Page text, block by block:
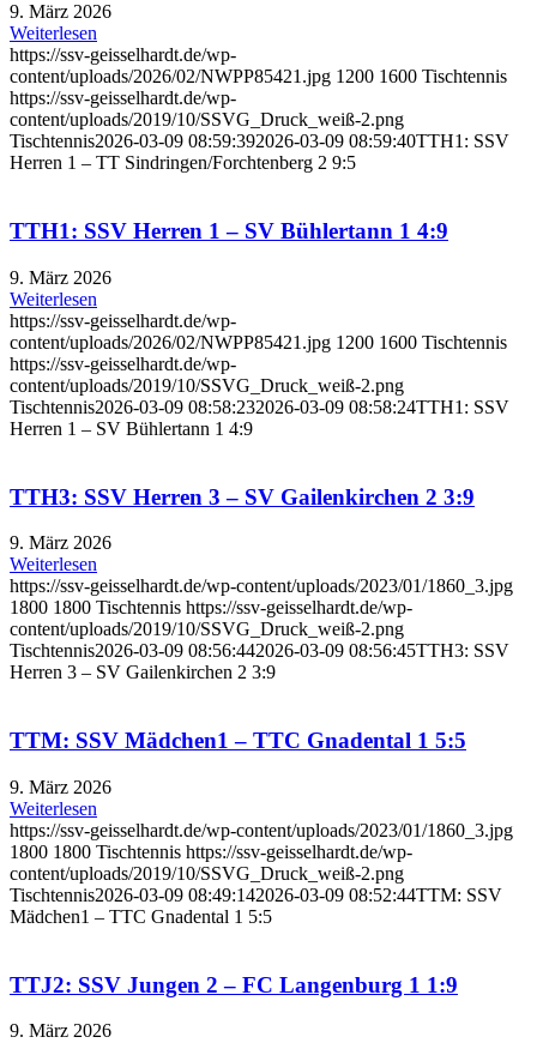
9. März 2026
Weiterlesen
https://ssv-geisselhardt.de/wp-
content/uploads/2026/02/NWPP85421.jpg 1200 1600 Tischtennis
https://ssv-geisselhardt.de/wp-
content/uploads/2019/10/SSVG_Druck_weiß-2.png
Tischtennis2026-03-09 08:59:392026-03-09 08:59:40TTH1: SSV
Herren 1 – TT Sindringen/Forchtenberg 2 9:5
TTH1: SSV Herren 1 – SV Bühlertann 1 4:9
9. März 2026
Weiterlesen
https://ssv-geisselhardt.de/wp-
content/uploads/2026/02/NWPP85421.jpg 1200 1600 Tischtennis
https://ssv-geisselhardt.de/wp-
content/uploads/2019/10/SSVG_Druck_weiß-2.png
Tischtennis2026-03-09 08:58:232026-03-09 08:58:24TTH1: SSV
Herren 1 – SV Bühlertann 1 4:9
TTH3: SSV Herren 3 – SV Gailenkirchen 2 3:9
9. März 2026
Weiterlesen
https://ssv-geisselhardt.de/wp-content/uploads/2023/01/1860_3.jpg
1800 1800 Tischtennis https://ssv-geisselhardt.de/wp-
content/uploads/2019/10/SSVG_Druck_weiß-2.png
Tischtennis2026-03-09 08:56:442026-03-09 08:56:45TTH3: SSV
Herren 3 – SV Gailenkirchen 2 3:9
TTM: SSV Mädchen1 – TTC Gnadental 1 5:5
9. März 2026
Weiterlesen
https://ssv-geisselhardt.de/wp-content/uploads/2023/01/1860_3.jpg
1800 1800 Tischtennis https://ssv-geisselhardt.de/wp-
content/uploads/2019/10/SSVG_Druck_weiß-2.png
Tischtennis2026-03-09 08:49:142026-03-09 08:52:44TTM: SSV
Mädchen1 – TTC Gnadental 1 5:5
TTJ2: SSV Jungen 2 – FC Langenburg 1 1:9
9. März 2026